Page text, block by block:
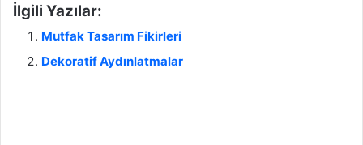
İlgili Yazılar:
Mutfak Tasarım Fikirleri
Dekoratif Aydınlatmalar